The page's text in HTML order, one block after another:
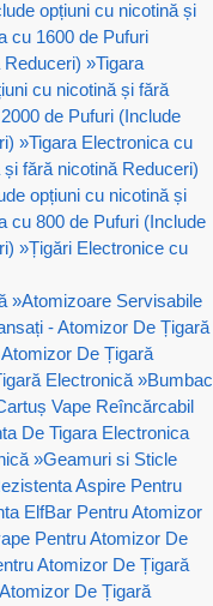
opțiuni cu nicotină și
cu 1600 de Pufuri
Reduceri) »Tigara
cu nicotină și fără
de Pufuri (Include
»Tigara Electronica cu
fără nicotină Reduceri)
opțiuni cu nicotină și
cu 800 de Pufuri (Include
»Țigări Electronice cu
»Atomizoare Servisabile
- Atomizor De Țigară
De Țigară
Electronică »Bumbac
Vape Reîncărcabil
De Tigara Electronica
»Geamuri si Sticle
Aspire Pentru
ElfBar Pentru Atomizor
Pentru Atomizor De
Atomizor De Țigară
De Țigară